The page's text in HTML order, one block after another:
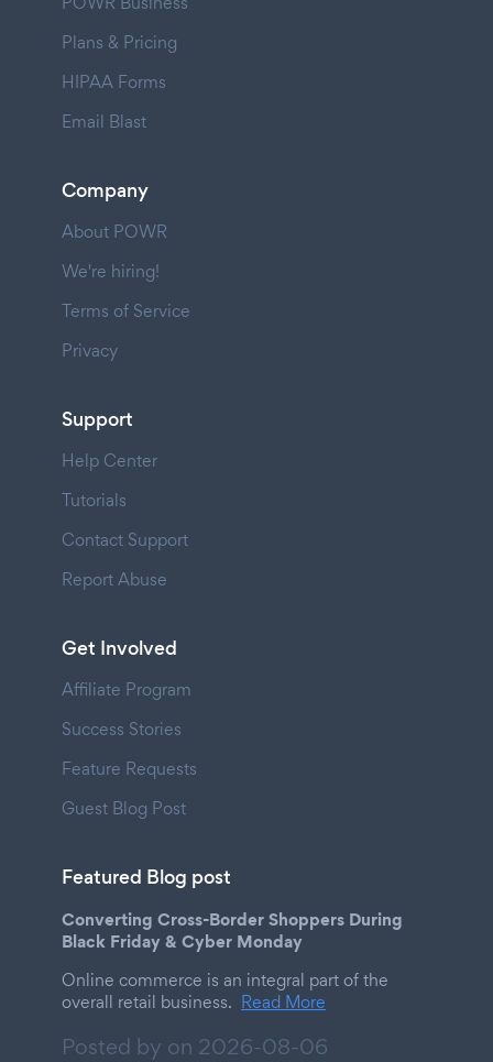
Plans & Pricing
HIPAA Forms
Email Blast
Company
About POWR
We're hiring!
Terms of Service
Privacy
Support
Help Center
Tutorials
Contact Support
Report Abuse
Get Involved
Affiliate Program
Success Stories
Feature Requests
Guest Blog Post
Featured Blog post
Converting Cross-Border Shoppers During
Black Friday & Cyber Monday
Online commerce is an integral part of the
overall retail business. Read More
Posted by on 2026-08-06